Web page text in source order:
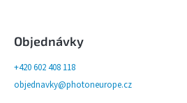
Objednávky
+420 602 408 118
objednavky@photoneurope.cz